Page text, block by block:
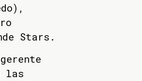
Stars.
las